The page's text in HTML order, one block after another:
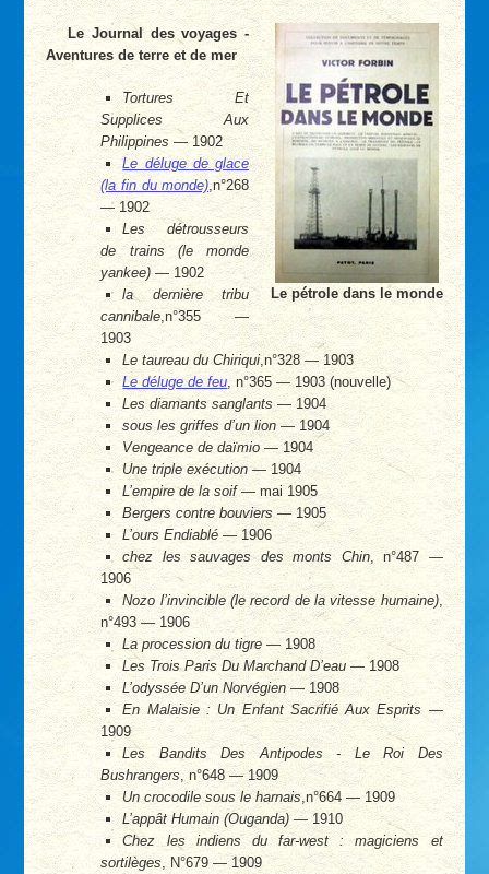
Le pétrole dans le monde
Le Journal des voyages -
Aventures de terre et de mer
Tortures Et
Supplices Aux
Philippines — 1902
Le déluge de glace
(la fin du monde),n°268
— 1902
Les détrousseurs
de trains (le monde
yankee)— 1902
la dernière tribu
cannibale,n°355 —
1903
Le taureau du Chiriqui,n°328 — 1903
Le déluge de feu, n°365 — 1903 (nouvelle)
Les diamants sanglants— 1904
sous les griffes d’un lion — 1904
Vengeance de daïmio— 1904
Une triple exécution — 1904
L’empire de la soif— mai 1905
Bergers contre bouviers— 1905
L’ours Endiablé— 1906
chez les sauvages des monts Chin, n°487 —
1906
Nozo l’invincible (le record de la vitesse humaine),
n°493 — 1906
La procession du tigre— 1908
Les Trois Paris Du Marchand D’eau — 1908
L’odyssée D’un Norvégien— 1908
En Malaisie : Un Enfant Sacrifié Aux Esprits —
1909
Les Bandits Des Antipodes - Le Roi Des
Bushrangers, n°648 — 1909
Un crocodile sous le harnais,n°664 — 1909
L’appât Humain (Ouganda) — 1910
Chez les indiens du far-west : magiciens et
sortilèges, N°679 — 1909